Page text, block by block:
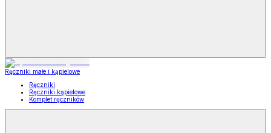
Ręczniki małe i kąpielowe
Ręczniki
Ręczniki kąpielowe
Komplet ręczników